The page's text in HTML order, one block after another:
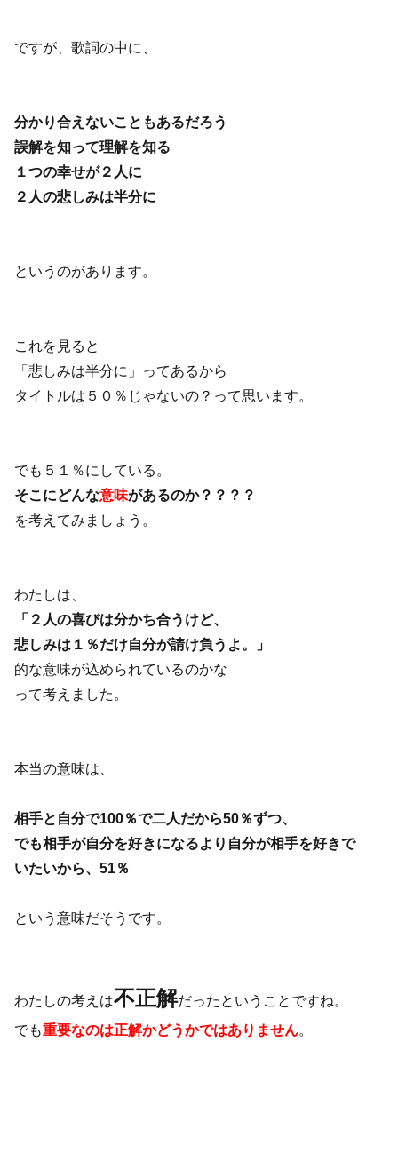
ですが、歌詞の中に、
分かり合えないこともあるだろう
誤解を知って理解を知る
１つの幸せが２人に
２人の悲しみは半分に
というのがあります。
これを見ると
「悲しみは半分に」ってあるから
タイトルは５０％じゃないの？って思います。
でも５１％にしている。
そこにどんな意味があるのか？？？？
を考えてみましょう。
わたしは、
「２人の喜びは分かち合うけど、
悲しみは１％だけ自分が請け負うよ。」
的な意味が込められているのかな
って考えました。
本当の意味は、
相手と自分で100％で二人だから50％ずつ、
でも相手が自分を好きになるより自分が相手を好きで
いたいから、51％
という意味だそうです。
わたしの考えは不正解だったということですね。
でも重要なのは正解かどうかではありません。